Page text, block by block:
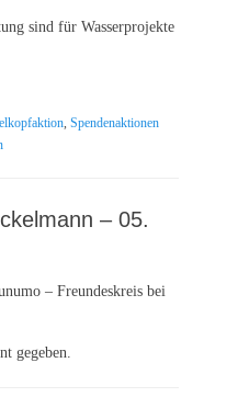
sind für Wasserprojekte
, Spendenaktionen
– 05.
– Freundeskreis bei
gegeben.